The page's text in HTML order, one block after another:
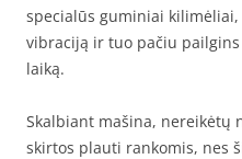
specialūs guminiai
vibraciją ir tuo pačiu
laiką.
Skalbiant mašina, nereikėtų
skirtos plauti rankomis, nes